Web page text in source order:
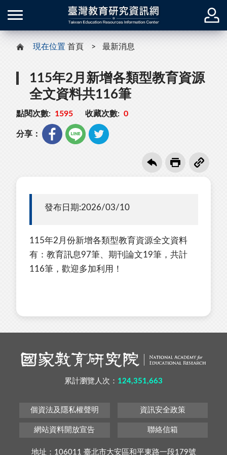
現在位置 首頁 最新消息
115年2月新增各類型教育資源
全文資料共116筆
點閱次數: 1595 收藏次數: 0
分享：
發布日期:2026/03/10
115年2月份新增各類型教育資源全文資料
有：教育訊息97筆、期刊論文19筆，共計
116筆，歡迎多加利用！
累計瀏覽人次： 124,351,663
個資法及隱私權聲明 資訊安全政策
網站資料開放宣告 聯絡信箱
地址：106011 臺北市大安區和平東路一段179號